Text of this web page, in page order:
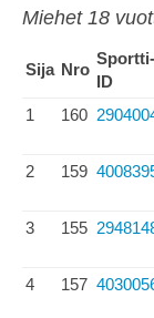
Miehet 18
Sija Nro
Sportti-
ID
1 160
2 159
3 155
4 157